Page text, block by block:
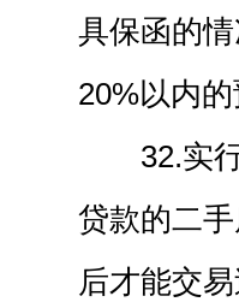
具保函的
20%以内的
32.实
贷款的二
后才能交